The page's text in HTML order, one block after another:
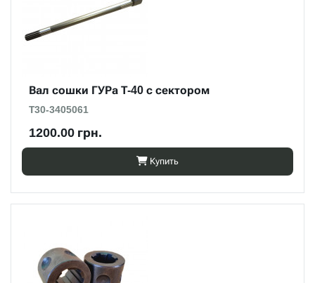
Вал сошки ГУРа Т-40 с сектором
Т30-3405061
1200.00 грн.
Купить